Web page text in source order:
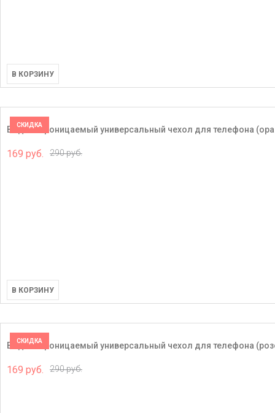
В КОРЗИНУ
СКИДКА
Водонепроницаемый универсальный чехол для телефона
169 руб. 290 руб.
В КОРЗИНУ
СКИДКА
Водонепроницаемый универсальный чехол для телефона
169 руб. 290 руб.